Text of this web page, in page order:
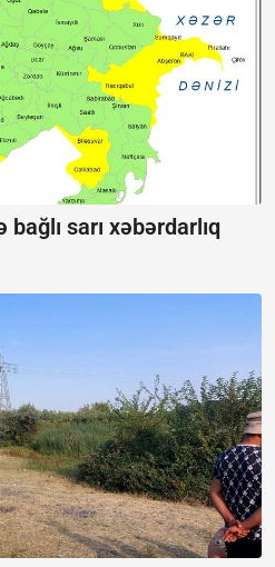
sarı xəbərdarlıq